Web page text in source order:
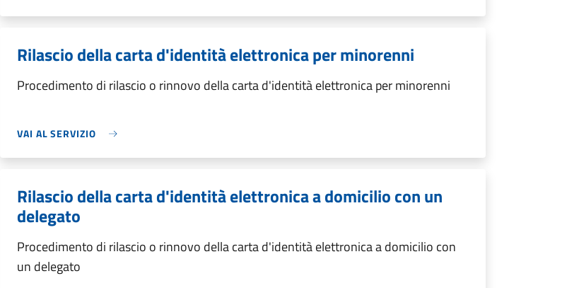
Rilascio della carta d'identità elettronica per minorenni
Procedimento di rilascio o rinnovo della carta d'identità elettronica per minorenni
VAI AL SERVIZIO
Rilascio della carta d'identità elettronica a domicilio con un
delegato
Procedimento di rilascio o rinnovo della carta d'identità elettronica a domicilio con
un delegato